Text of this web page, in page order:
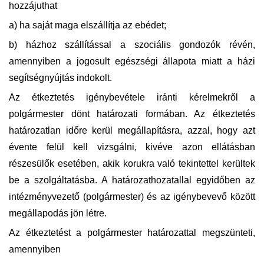
hozzájuthat
a) ha saját maga elszállítja az ebédet;
b) házhoz szállítással a szociális gondozók révén,
amennyiben a jogosult egészségi állapota miatt a házi
segítségnyújtás indokolt.
Az étkeztetés igénybevétele iránti kérelmekről a
polgármester dönt határozati formában. Az étkeztetés
határozatlan időre kerül megállapításra, azzal, hogy azt
évente felül kell vizsgálni, kivéve azon ellátásban
részesülők esetében, akik korukra való tekintettel kerültek
be a szolgáltatásba. A határozathozatallal egyidőben az
intézményvezető (polgármester) és az igénybevevő között
megállapodás jön létre.
Az étkeztetést a polgármester határozattal megszünteti,
amennyiben